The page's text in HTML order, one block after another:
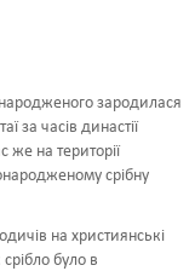
зародилася
за часів династії
же на території
срібну
на християнські
було в